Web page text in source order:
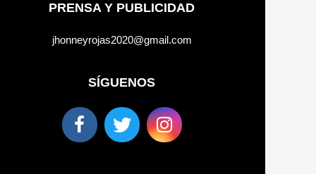
PRENSA Y PUBLICIDAD
jhonneyrojas2020@gmail.com
SÍGUENOS